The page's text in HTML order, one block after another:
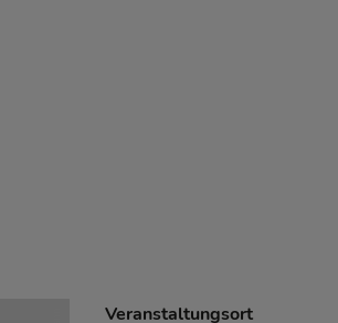
Veranstaltungsort